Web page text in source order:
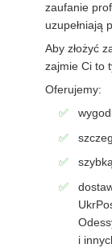
zaufanie
uzupełniają
Aby złożyć
zajmie Ci to
Oferujemy:
i